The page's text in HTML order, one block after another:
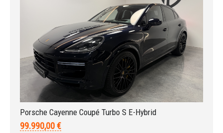
Porsche Cayenne Coupé Turbo S E-Hybrid
99.990,00 €